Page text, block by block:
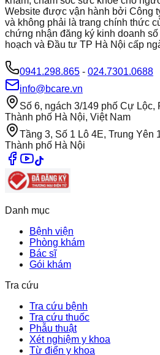
Website được vận hành bởi Công
và không phải là trang chính thức
chứng nhận đăng ký kinh doanh
hoạch và Đầu tư TP Hà Nội cấp
0941.298.865 - 024.7301.0688
info@bcare.vn
Số 6, ngách 3/149 phố Cự
Thành phố Hà Nội, Việt Nam
Tầng 3, Số 1 Lô 4E, Trung Yên
Thành phố Hà Nội
Danh mục
Bệnh viện
Phòng khám
Bác sĩ
Gói khám
Tra cứu
Tra cứu bệnh
Tra cứu thuốc
Phẫu thuật
Xét nghiệm y khoa
Từ điển y khoa